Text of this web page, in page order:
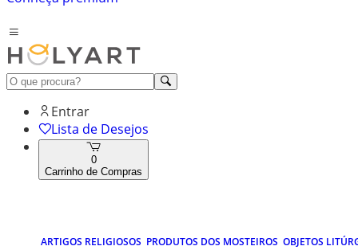
Entrar
Lista de Desejos
0
Carrinho de Compras
ARTIGOS RELIGIOSOS PRODUTOS DOS MOSTEIROS OBJETOS